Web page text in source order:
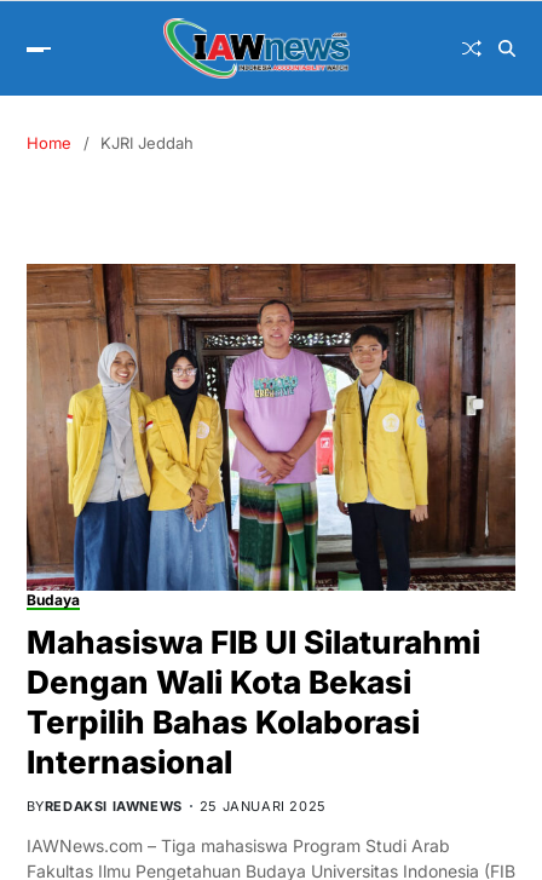
Home KJRI Jeddah
Budaya
Mahasiswa FIB UI Silaturahmi
Dengan Wali Kota Bekasi
Terpilih Bahas Kolaborasi
Internasional
BYREDAKSI IAWNEWS 25 JANUARI 2025
IAWNews.com – Tiga mahasiswa Program Studi Arab
Fakultas Ilmu Pengetahuan Budaya Universitas Indonesia (FIB